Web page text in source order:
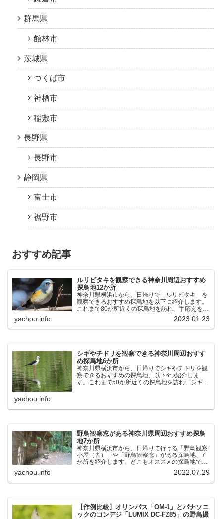
群馬県
館林市
茨城県
つくば市
神栖市
稲敷市
長野県
長野市
静岡県
富士市
裾野市
おすすめ記事
ルリビタキを観察できる神奈川周辺おすすめ
探鳥地12か所
神奈川県横浜市から、日帰りで「ルリビタキ」を
観察できるおすすめ探鳥地を以下に紹介します。
これまで80か所近くの探鳥地を訪れ、手応えを感
じた場所です。以下、★ が多いほど観察しやす
く、出現頻度が高いと感じた場所です。 北本自然
観察公園：埼玉県...
yachou.info 2023.01.23
シギやチドリを観察できる神奈川周辺おすす
め探鳥地6か所
神奈川県横浜市から、日帰りでシギやチドリを観
察できるおすすめの探鳥地、以下6つ紹介しま
す。これまで50か所近くの探鳥地を訪れ、シギや
yachou.info
野鳥観察窓がある神奈川県周辺おすすめ探鳥
地7か所
神奈川県横浜市から、日帰りで行ける「野鳥観察
小屋（舎）」や「野鳥観察窓」がある探鳥地、7
か所を紹介します。どこもオススメの探鳥地で
す。実際に訪れてみると、野山にいる野鳥、海や
湖にいる野鳥それぞれ違う観察になりました。街
中にあり、電車で行ける...
yachou.info 2022.07.29
【作例比較】オリンパス「OM-1」とパナソニ
ックのコンデジ「LUMIX DC-FZ85」の野鳥撮